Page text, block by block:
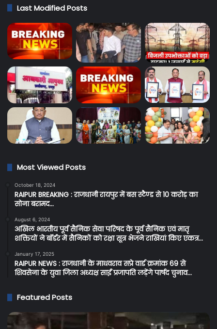
Last Modified Posts
Most Viewed Posts
October 18, 2024
RAIPUR BREAKING : राजधानी रायपुर में बस स्टैण्ड से 10 करोड़ का
सोना बरामद…
August 6, 2024
अखिल भारतीय पूर्व सैनिक सेवा परिषद के पूर्व सैनिक एवं मातृ
शक्तियों ने बॉर्डर में सैनिकों को रक्षा सूत्र भेजने राखियां किए एकत्र…
January 17, 2025
RAIPUR NEWS : राजधानी के माधवराव सप्रे वार्ड क्रमांक 69 से
शिवसेना के युवा जिला अध्यक्ष साईं प्रजापति लड़ेंगे पार्षद चुनाव…
Featured Posts
Raipur
Breaking: